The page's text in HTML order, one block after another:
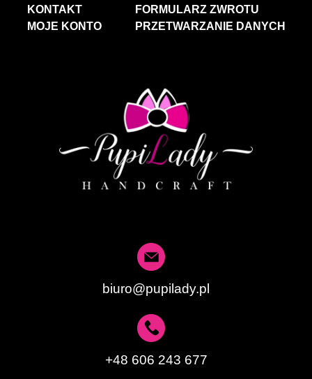
KONTAKT
MOJE KONTO
FORMULARZ ZWROTU
PRZETWARZANIE DANYCH
biuro@pupilady.pl
+48 606 243 677